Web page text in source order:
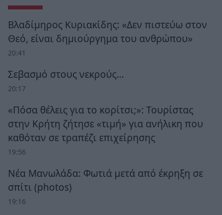
Βλαδίμηρος Κυριακίδης: «Δεν πιστεύω στον
Θεό, είναι δημιούργημα του ανθρώπου»
20:41
Σεβασμό στους νεκρούς…
20:17
«Πόσα θέλεις για το κορίτσι;»: Τουρίστας
στην Κρήτη ζήτησε «τιμή» για ανήλικη που
καθόταν σε τραπέζι επιχείρησης
19:56
Νέα Μανωλάδα: Φωτιά μετά από έκρηξη σε
σπίτι (photos)
19:16